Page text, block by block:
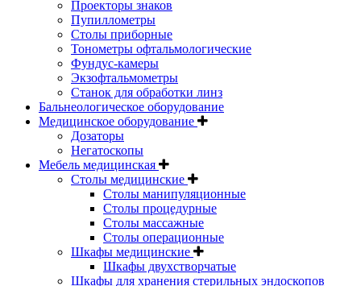
Проекторы знаков
Пупиллометры
Столы приборные
Тонометры офтальмологические
Фундус-камеры
Экзофтальмометры
Станок для обработки линз
Бальнеологическое оборудование
Медицинское оборудование
Дозаторы
Негатоскопы
Мебель медицинская
Столы медицинские
Столы манипуляционные
Столы процедурные
Столы массажные
Столы операционные
Шкафы медицинские
Шкафы двухстворчатые
Шкафы для хранения стерильных эндоскопов